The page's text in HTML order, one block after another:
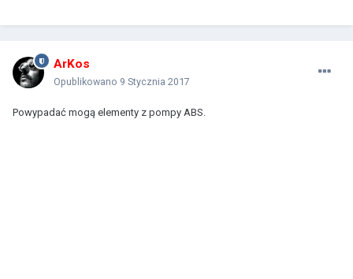
ArKos
Opublikowano 9 Stycznia 2017
Powypadać mogą elementy z pompy ABS.